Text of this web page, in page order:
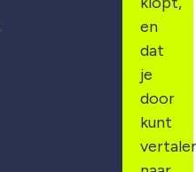
en
dat
je
door
kunt